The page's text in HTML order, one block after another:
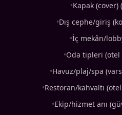
•Kapak
•Dış cephe/giriş
•İç mekân/
•Oda tipleri
•Havuz/plaj/spa
•Restoran/kahvaltı
•Ekip/hizmet anı